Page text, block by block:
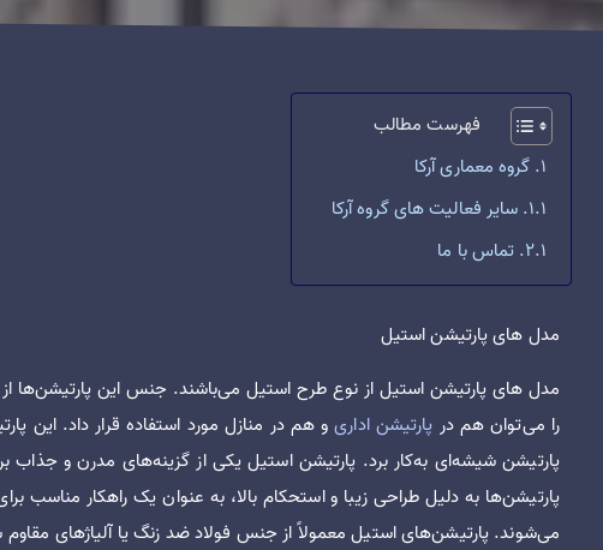
فهرست مطالب
گروه معماری آرکا
سایر فعالیت های گروه آرکا
تماس با ما
مدل های پارتیشن استیل
مدل های پارتیشن استیل از نوع طرح استیل می‌باشند. جنس این پارتیشن‌ها
را می‌توان هم در پارتیشن اداریو هم در منازل مورد استفاده قرار داد. این
پارتیشن شیشه‌ای به‌کار برد. پارتیشن استیل یکی از گزینه‌های مدرن و
پارتیشن‌ها به دلیل طراحی زیبا و استحکام بالا، به عنوان یک راهکار
می‌شوند. پارتیشن‌های استیل معمولاً از جنس فولاد ضد زنگ یا آلیاژهای